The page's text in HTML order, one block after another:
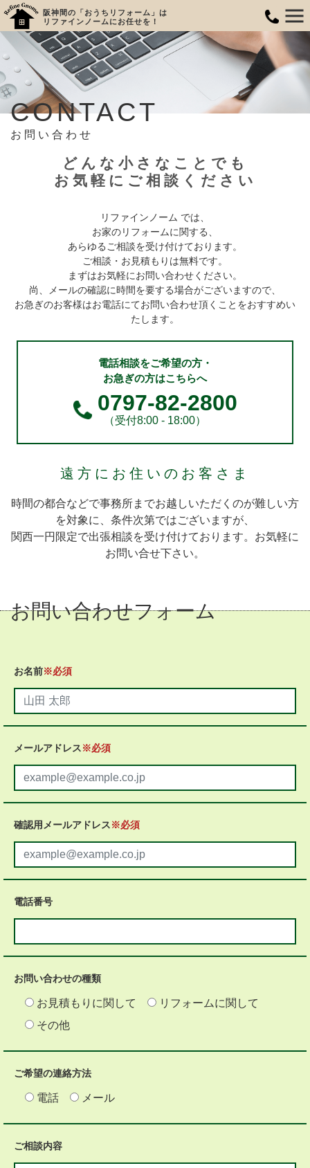
阪神間の「おうちリフォーム」は
リファインノームにお任せを！
CONTACT
お問い合わせ
どんな小さなことでも
お気軽にご相談ください
リファインノーム では、
お家のリフォームに関する、
あらゆるご相談を受け付けております。
ご相談・お見積もりは無料です。
まずはお気軽にお問い合わせください。
尚、メールの確認に時間を要する場合がございますので、
お急ぎのお客様はお電話にてお問い合わせ頂くことをおすすめい
たします。
電話相談をご希望の方・
お急ぎの方はこちらへ
0797-82-2800
（受付8:00 - 18:00）
遠方にお住いのお客さま
時間の都合などで事務所までお越しいただくのが難しい方
を対象に、条件次第ではございますが、
関西一円限定で出張相談を受け付けております。お気軽に
お問い合せ下さい。
お問い合わせフォーム
お名前※必須
メールアドレス※必須
確認用 メールアドレス※必須
電話番号
お問い合わせの種類
お見積もりに関して
リフォームに関して
その他
ご希望の連絡方法
電話 メール
ご相談内容